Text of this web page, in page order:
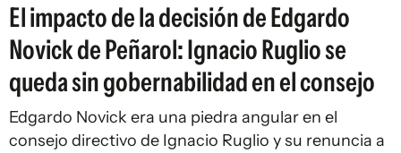
El impacto de la decisión de Edgardo
Novick de Peñarol: Ignacio Ruglio se
queda sin gobernabilidad en el consejo
Edgardo Novick era una piedra angular en el
consejo directivo de Ignacio Ruglio y su renuncia a